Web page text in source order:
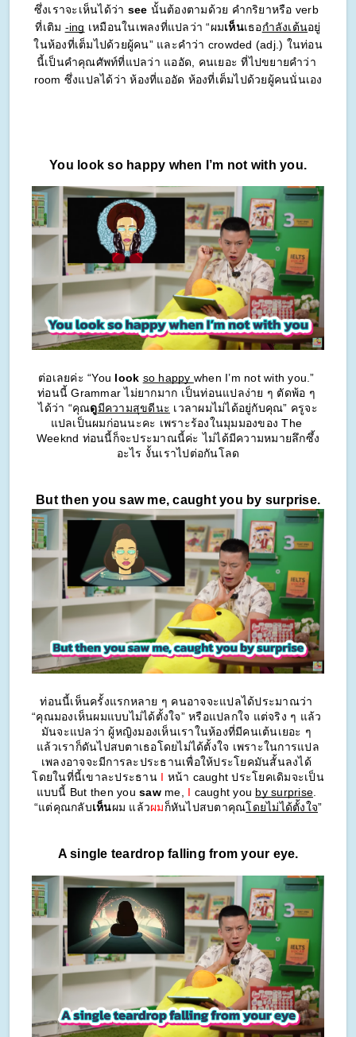
ซึ่งเราจะเห็นได้ว่า see นั้นต้องตามด้วย คำกริยาหรือ verb
ที่เติม -ing เหมือนในเพลงที่แปลว่า “ผมเห็นเธอกำลังเต้นอยู่
ในห้องที่เต็มไปด้วยผู้คน” และคำว่า crowded (adj.) ในท่อน
นี้เป็นคำคุณศัพท์ที่แปลว่า แออัด, คนเยอะ ที่ไปขยายคำว่า
room ซึ่งแปลได้ว่า ห้องที่แออัด ห้องที่เต็มไปด้วยผู้คนนั่นเอง
You look so happy when I’m not with you.
ต่อเลยค่ะ “You look so happy when I’m not with you.”
ท่อนนี้ Grammar ไม่ยากมาก เป็นท่อนแปลง่าย ๆ ตัดพ้อ ๆ
ได้ว่า “คุณดูมีความสุขดีนะ เวลาผมไม่ได้อยู่กับคุณ” ครูจะ
แปลเป็นผมก่อนนะคะ เพราะร้องในมุมมองของ The
Weeknd ท่อนนี้ก็จะประมาณนี้ค่ะ ไม่ได้มีความหมายลึกซึ้ง
อะไร งั้นเราไปต่อกันโลด
But then you saw me, caught you by surprise.
ท่อนนี้เห็นครั้งแรกหลาย ๆ คนอาจจะแปลได้ประมาณว่า
“คุณมองเห็นผมแบบไม่ได้ตั้งใจ” หรือแปลกใจ แต่จริง ๆ แล้ว
มันจะแปลว่า ผู้หญิงมองเห็นเราในห้องที่มีคนเต้นเยอะ ๆ
แล้วเราก็ดันไปสบตาเธอโดยไม่ได้ตั้งใจ เพราะในการแปล
เพลงอาจจะมีการละประธานเพื่อให้ประโยคมันสั้นลงได้
โดยในที่นี้เขาละประธาน I หน้า caught ประโยคเดิมจะเป็น
แบบนี้ But then you saw me, I caught you by surprise
“แต่คุณกลับเห็นผม แล้วผมก็หันไปสบตาคุณโดยไม่ได้ตั้งใจ”
A single teardrop falling from your eye.